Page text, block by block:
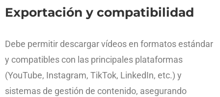
Exportación y compatibilidad
Debe permitir descargar vídeos en formatos estándar
y compatibles con las principales plataformas
(YouTube, Instagram, TikTok, LinkedIn, etc.) y
sistemas de gestión de contenido, asegurando